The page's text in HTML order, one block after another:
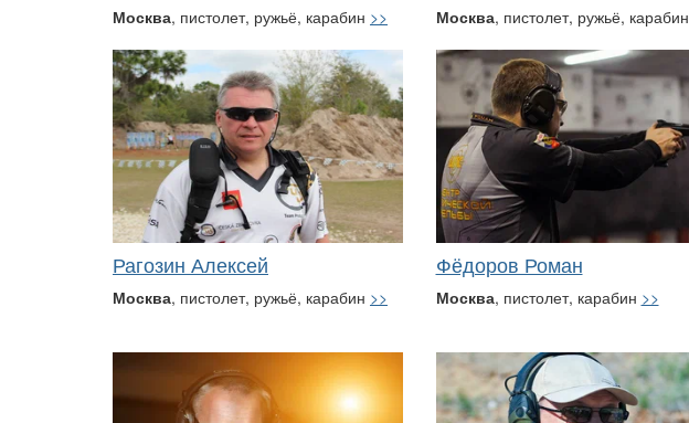
Москва, пистолет, ружьё, карабин >>
Рагозин Алексей
Москва, пистолет, ружьё, карабин >>
Москва, пистолет, ружьё, карабин
Фёдоров Роман
Москва, пистолет, карабин >>